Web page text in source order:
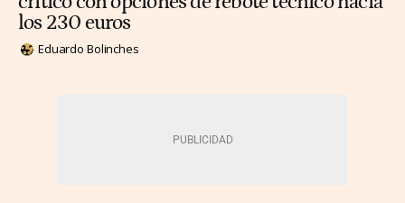
los 230 euros
Eduardo Bolinches